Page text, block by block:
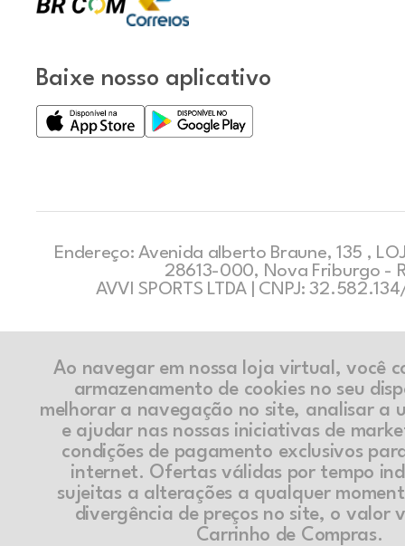
Baixe nosso aplicativo
Endereço: Avenida alberto Braune, 135 ,
28613-000, Nova Friburgo -
AVVI SPORTS LTDA | CNPJ:
Ao navegar em nossa loja virtual, você
armazenamento de cookies no seu
melhorar a navegação no site, analisar a
e ajudar nas nossas iniciativas de
condições de pagamento exclusivos
internet. Ofertas válidas por tempo
sujeitas a alterações a qualquer
divergência de preços no site, o valor
Carrinho de Compras.